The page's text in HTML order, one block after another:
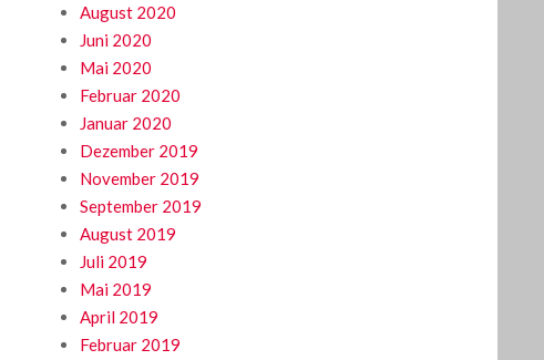
August 2020
Juni 2020
Mai 2020
Februar 2020
Januar 2020
Dezember 2019
November 2019
September 2019
August 2019
Juli 2019
Mai 2019
April 2019
Februar 2019